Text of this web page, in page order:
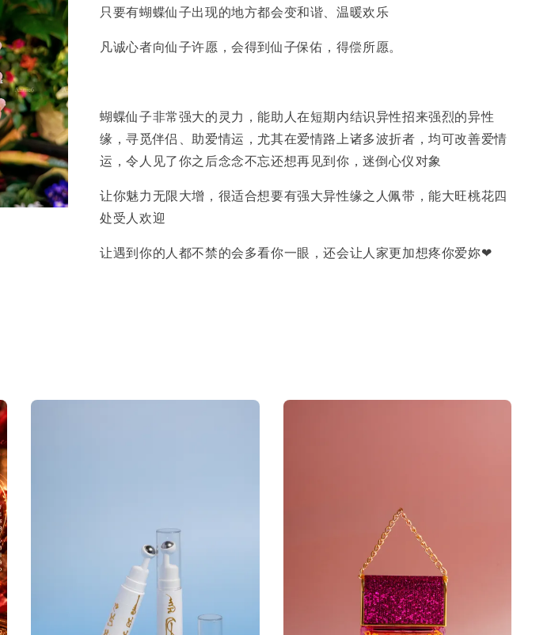
只要有蝴蝶仙子出现的地‬方都会变和‬谐、温暖‬欢乐
凡诚心者‬向仙子‬许愿，会得到仙子保佑，得‬偿所愿。
蝴蝶仙子非常强大的灵力，能助人在短期内结识异性招来强烈的异性
缘，寻觅伴侣、助爱情运，尤其在爱情路上诸多波折者，均可改善爱情
运，令人见了你之后念念不忘还想再见到你，迷倒心仪对象
让你魅力无限大增，很适合想要有强大异性缘之人佩带，能大旺桃花四
处受人欢迎
让遇到你的人都不禁的会多看你一眼，还会让人家更加想疼你爱妳❤